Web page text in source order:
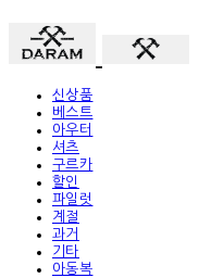
신상품
베스트
아우터
셔츠
구르카
할인
파일럿
계절
과거
기타
아동복